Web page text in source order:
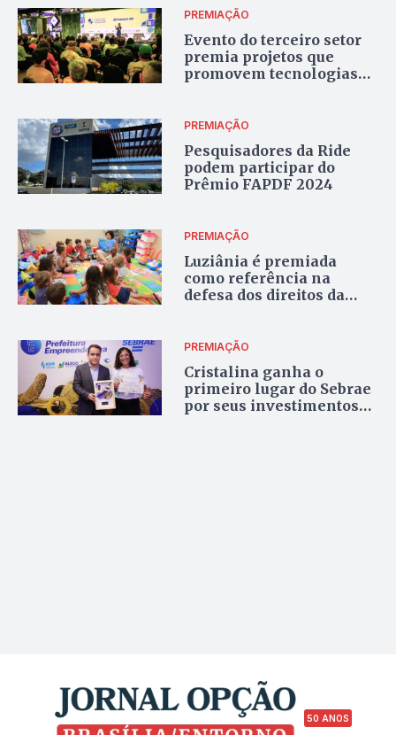
PREMIAÇÃO
Evento do terceiro setor
premia projetos que
promovem tecnologias
PREMIAÇÃO
Pesquisadores da Ride
podem participar do
Prêmio FAPDF 2024
PREMIAÇÃO
Luziânia é premiada
como referência na
defesa dos direitos da
PREMIAÇÃO
Cristalina ganha o
primeiro lugar do Sebrae
por seus investimentos
50 ANOS